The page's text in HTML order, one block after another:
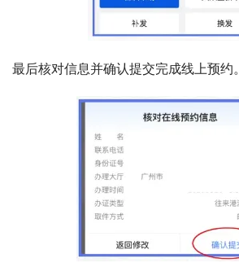
最后核对信息并确认提交完成线上预约。